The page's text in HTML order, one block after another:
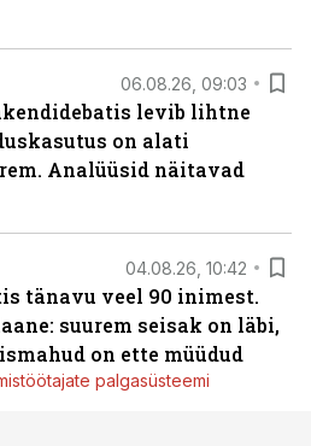
06.08.26, 09:03
levib lihtne
on alati
Analüüsid näitavad
04.08.26, 10:42
tänavu veel 90 inimest.
suurem seisak on läbi,
on ette müüdud
palgasüsteemi